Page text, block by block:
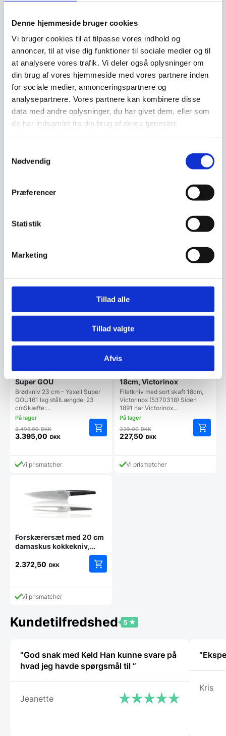
Denne hjemmeside bruger cookies
Vi bruger cookies til at tilpasse vores indhold og
annoncer, til at vise dig funktioner til sociale medier og til
at analysere vores trafik. Vi deler også oplysninger om
din brug af vores hjemmeside med vores partnere inden
for sociale medier, annonceringspartnere og
analysepartnere. Vores partnere kan kombinere disse
data med andre oplysninger, du har givet dem, eller som
de har indsamlet fra din brug af deres tjenester.
Nødvendig
Præferencer
Statistik
Marketing
Tillad alle
Tillad valgte
Afvis
Relaterede varer
SPAR 30%
Kokke / Køkkenkniv bølge
cm er en af verdens mest
kendte og værdsatte…
499,00 DKK.
349,00
pris
er:
Vi prismatcher
SPAR 31%
Miyabi Gyutoh 24 cm kniv,
Flot træskaft, 3 lag stål
snit.Gyutoh er en kokkekniv og
oprindelige
2.599,00 DKK.
Brødkniv 23 cm – Yaxell
Super GOU
Brødkniv 23 cm - Yaxell Super
GOU161 lag stålLængde: 23
cmSkæfte:…
3.495,00DKKDen
oprindelige
var:
3.495,00 DKK.
3.395,00 DKK
aktuelle
prisVi prismatcher
Filetkniv med sort skaft
18cm, Victorinox
Filetkniv med sort skaft 18cm,
Victorinox (5370318) Siden
1891 har Victorinox…
339,00DKKDen
oprindelige
var:
339,00 DKK.
227,50 DKK
aktuelle
prisVi prismatcher
Forskærersæt med 20 cm
damaskus kokkekniv,
2.372,50 DKK
Vi prismatcher
Kundetilfredshed
“God snak med Keld Han kunne svare på
hvad jeg havde spørgsmål til “
Jeanette
Kris